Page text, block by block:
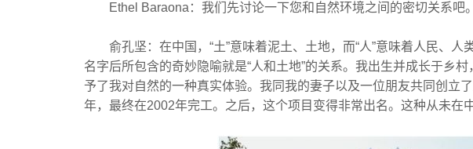
Ethel Baraona：我们先讨论一下您和自然环境之间的密切关系吧
俞孔坚：在中国，“土”意味着泥土、土地，而“人”意味着人民、人
名字后所包含的奇妙隐喻就是“人和土地”的关系。我出生并成长于乡
予了我对自然的一种真实体验。我同我的妻子以及一位朋友共同创立
年，最终在2002年完工。之后，这个项目变得非常出名。这种从未在